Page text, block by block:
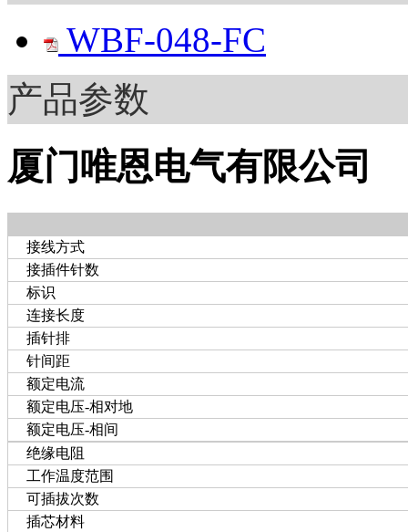
WBF-048-FC
产品参数
接线方式
接插件针数
标识
连接长度
插针排
针间距
额定电流
额定电压-相对地
额定电压-相间
绝缘电阻
工作温度范围
可插拔次数
插芯材料
厦门唯恩电气有限公司